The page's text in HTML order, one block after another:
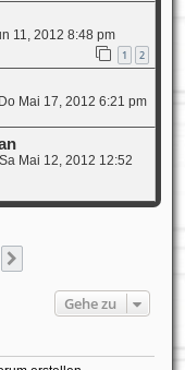
11, 2012 8:48 pm
1 2
Do Mai 17, 2012 6:21 pm
Sa Mai 12, 2012 12:52
Gehe zu